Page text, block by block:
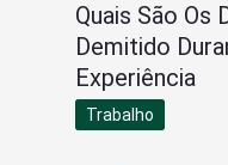
Quais São Os
Demitido
Experiência
Trabalho